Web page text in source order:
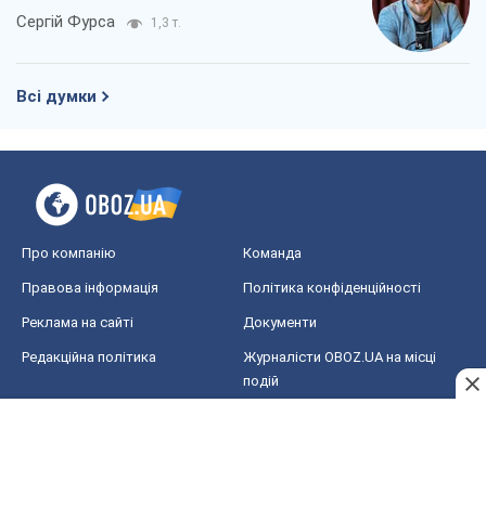
Сергій Фурса 1,3 т.
Всі думки
Про компанію Команда
Правова інформація Політика конфіденційності
Реклама на сайті Документи
Редакційна політика
Журналісти OBOZ.UA на місці
подій